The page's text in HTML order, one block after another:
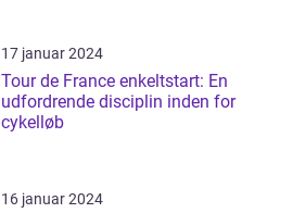
17 januar 2024
Tour de France enkeltstart: En
udfordrende disciplin inden for
cykelløb
16 januar 2024